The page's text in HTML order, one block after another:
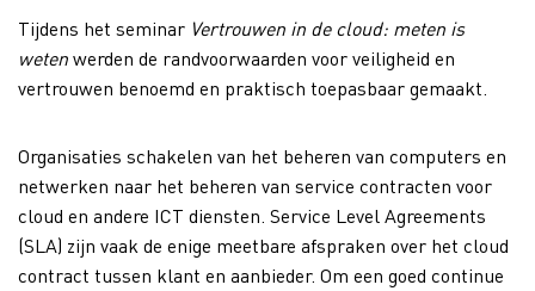
Tijdens het seminar Vertrouwen in de cloud: meten is
wetenwerden de randvoorwaarden voor veiligheid en
vertrouwen benoemd en praktisch toepasbaar gemaakt.
Organisaties schakelen van het beheren van computers en
netwerken naar het beheren van service contracten voor
cloud en andere ICT diensten. Service Level Agreements
(SLA) zijn vaak de enige meetbare afspraken over het cloud
contract tussen klant en aanbieder. Om een goed continue